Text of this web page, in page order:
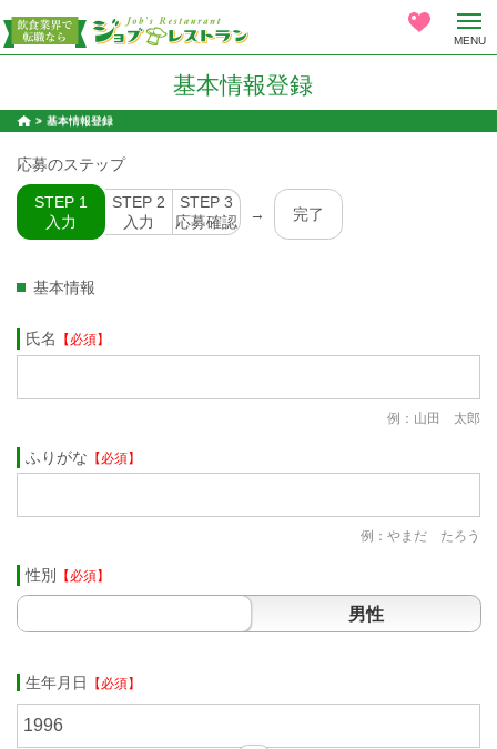
MENU
基本情報登録
基本情報登録
応募のステップ
STEP 1
入力
STEP 2
入力
STEP 3
応募確認
→ 完了
基本情報
氏名 【必須】
例：山田 太郎
ふりがな 【必須】
例：やまだ たろう
性別 【必須】
男性
生年月日 【必須】